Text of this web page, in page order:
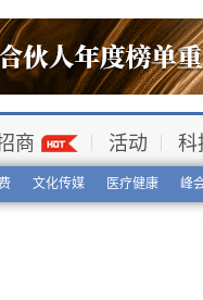
文化传媒 医疗健康 峰
商 活动 科